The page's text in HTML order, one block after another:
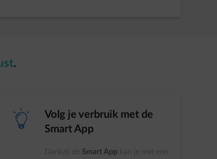
.
element-idea
Volg je verbruik met de
Smart App​
Dankzij de Smart App kan je met een